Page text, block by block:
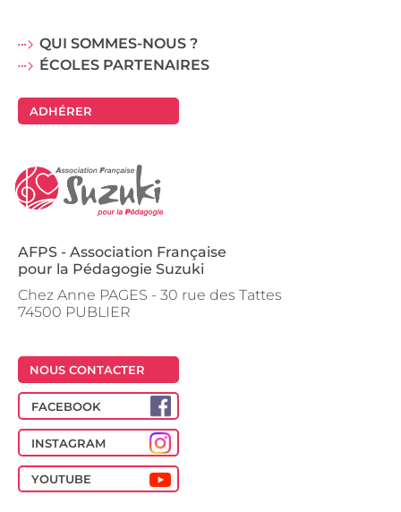
QUI SOMMES-NOUS ?
ÉCOLES PARTENAIRES
ADHÉRER
AFPS - Association Française
pour la Pédagogie Suzuki
Chez Anne PAGES - 30 rue des Tattes
74500 PUBLIER
NOUS CONTACTER
FACEBOOK
INSTAGRAM
YOUTUBE